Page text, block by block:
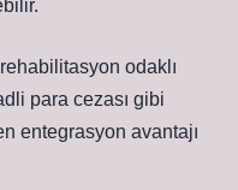
odaklı
para cezası gibi
entegrasyon avantajı